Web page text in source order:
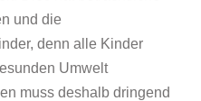
und die
denn alle Kinder
Umwelt
muss deshalb dringend